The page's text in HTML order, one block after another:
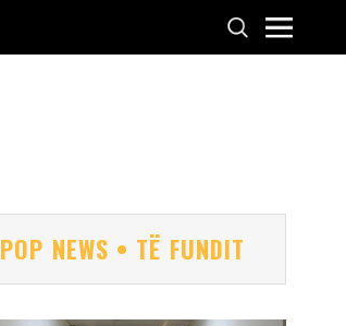
POP NEWS • TË FUNDIT